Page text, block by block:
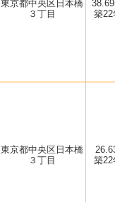
東京都中央区日本橋
３丁目
築
東京都中央区日本橋
３丁目
築